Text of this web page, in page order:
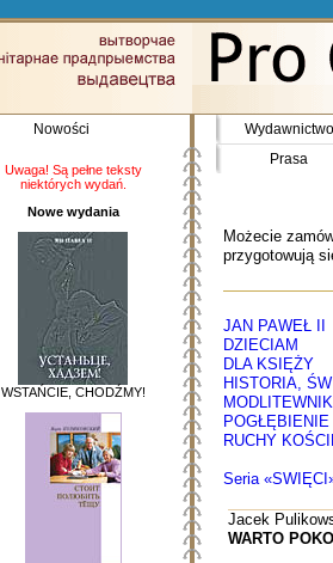
Nowości
Uwaga! Są pełne teksty
niektórych wydań.
Nowe wydania
WSTAŃCIE, CHODŹMY!
Wydawnictwo
Prasa
Możecie
przygotowują
JAN PAWEŁ II
DZIECIAM
DLA KSIĘŻY
HISTORIA,
RUCHY
Seria
Jacek
WARTO